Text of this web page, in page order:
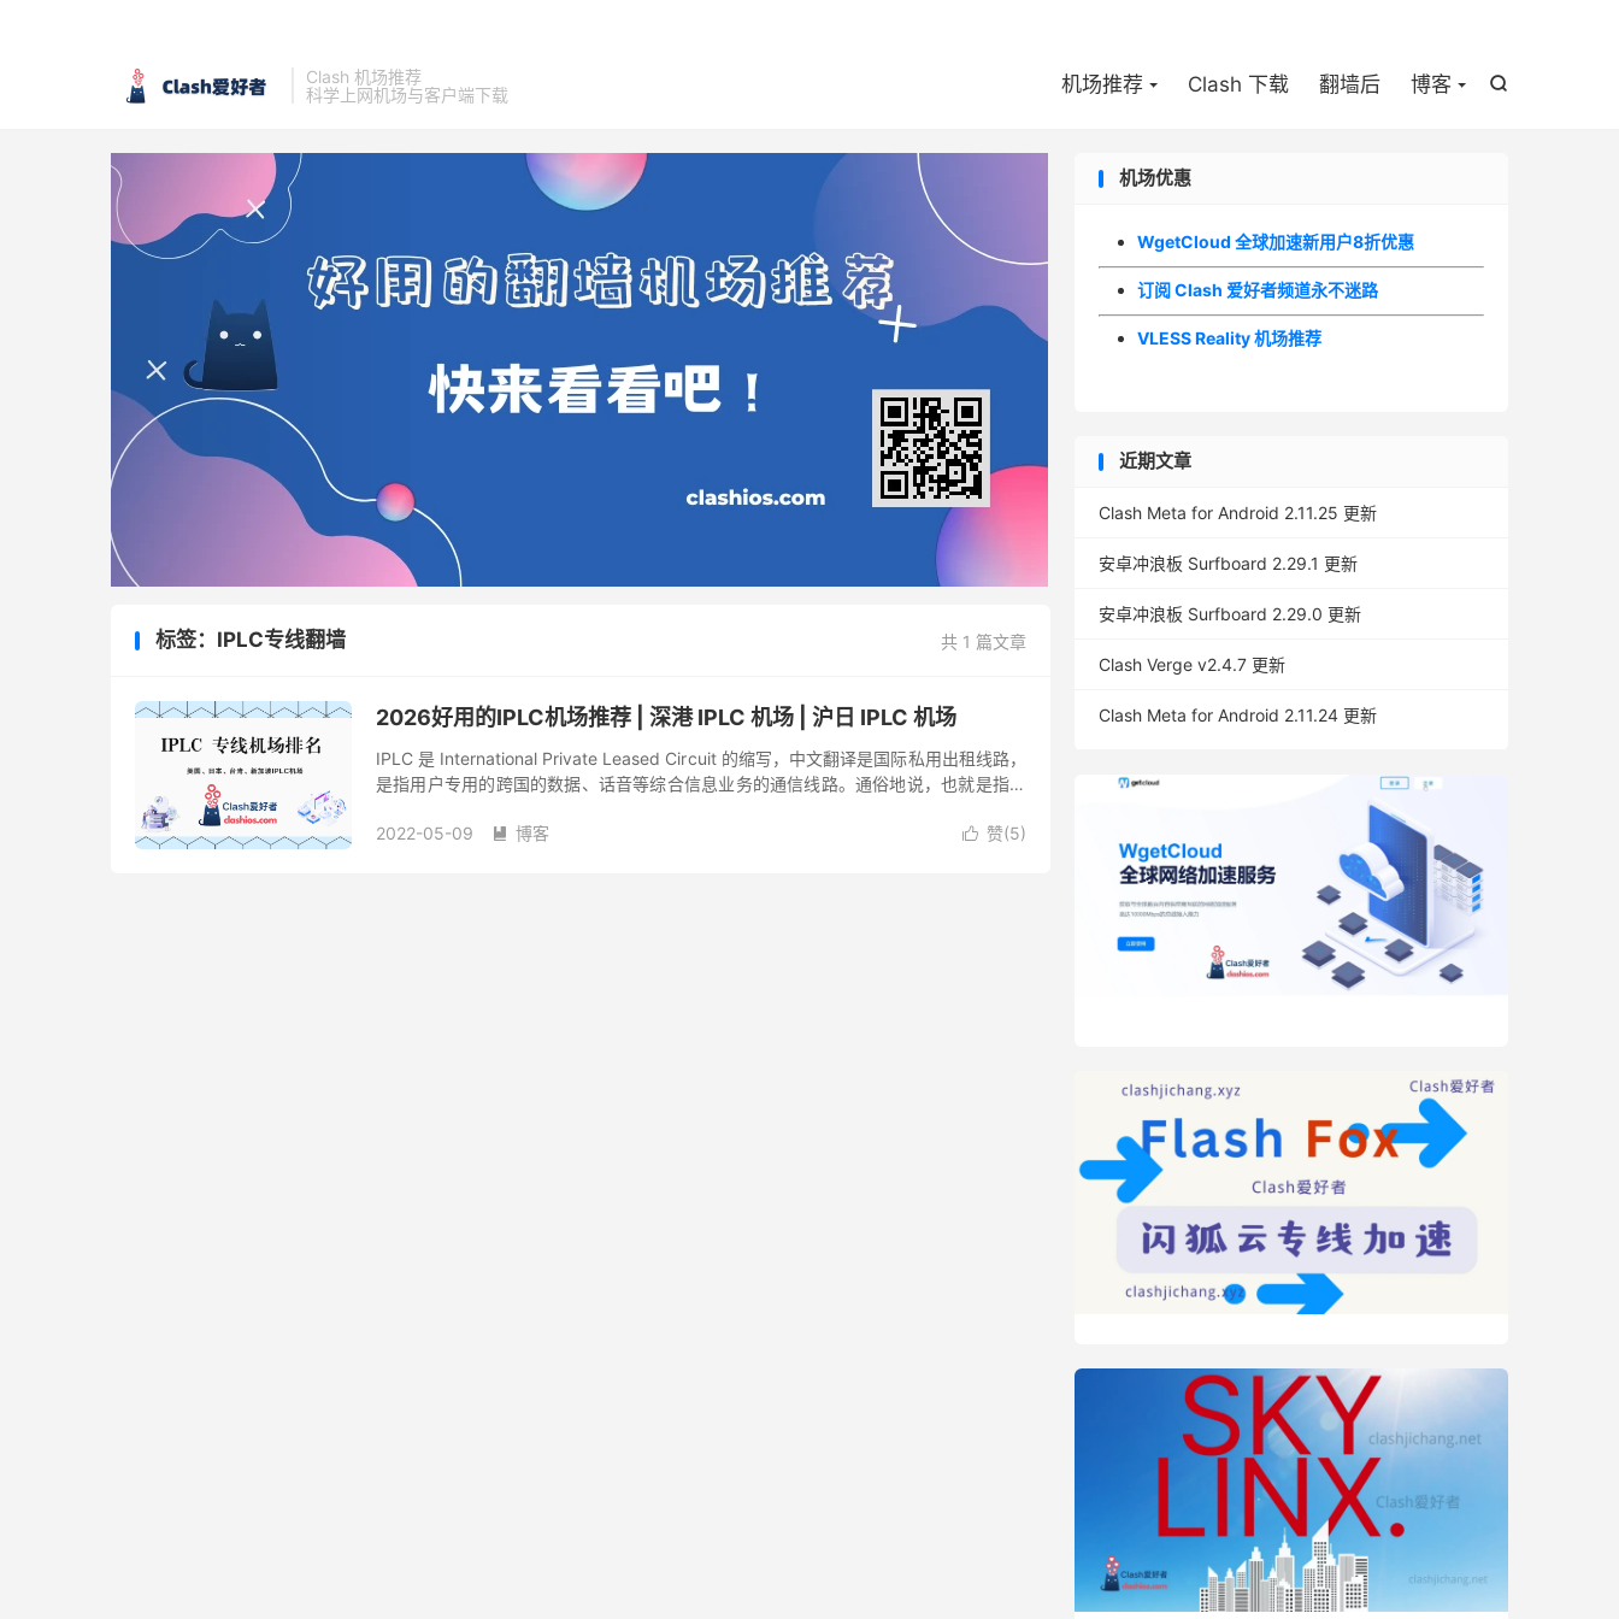
Clash 机场推荐
科学上网机场与客户端下载

机场推荐 Clash 下载 翻墙后 博客
共 1 篇文章
标签：IPLC专线翻墙
2026好用的IPLC机场推荐 | 深港 IPLC 机场 | 沪日 IPLC 机场
IPLC 是 International Private Leased Circuit 的缩写，中文翻译是国际私用出租线路，
是指用户专用的跨国的数据、话音等综合信息业务的通信线路。通俗地说，也就是指传
 赞(5)
2022-05-09  博客
机场优惠
WgetCloud 全球加速新用户8折优惠
订阅 Clash 爱好者频道永不迷路
VLESS Reality 机场推荐
近期文章
Clash Meta for Android 2.11.25 更新
安卓冲浪板 Surfboard 2.29.1 更新
安卓冲浪板 Surfboard 2.29.0 更新
Clash Verge v2.4.7 更新
Clash Meta for Android 2.11.24 更新